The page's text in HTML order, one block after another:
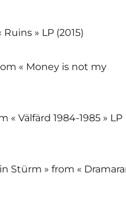
» LP (2015)
« Money is not my
« Välfärd 1984-1985 » LP
Stürm » from «